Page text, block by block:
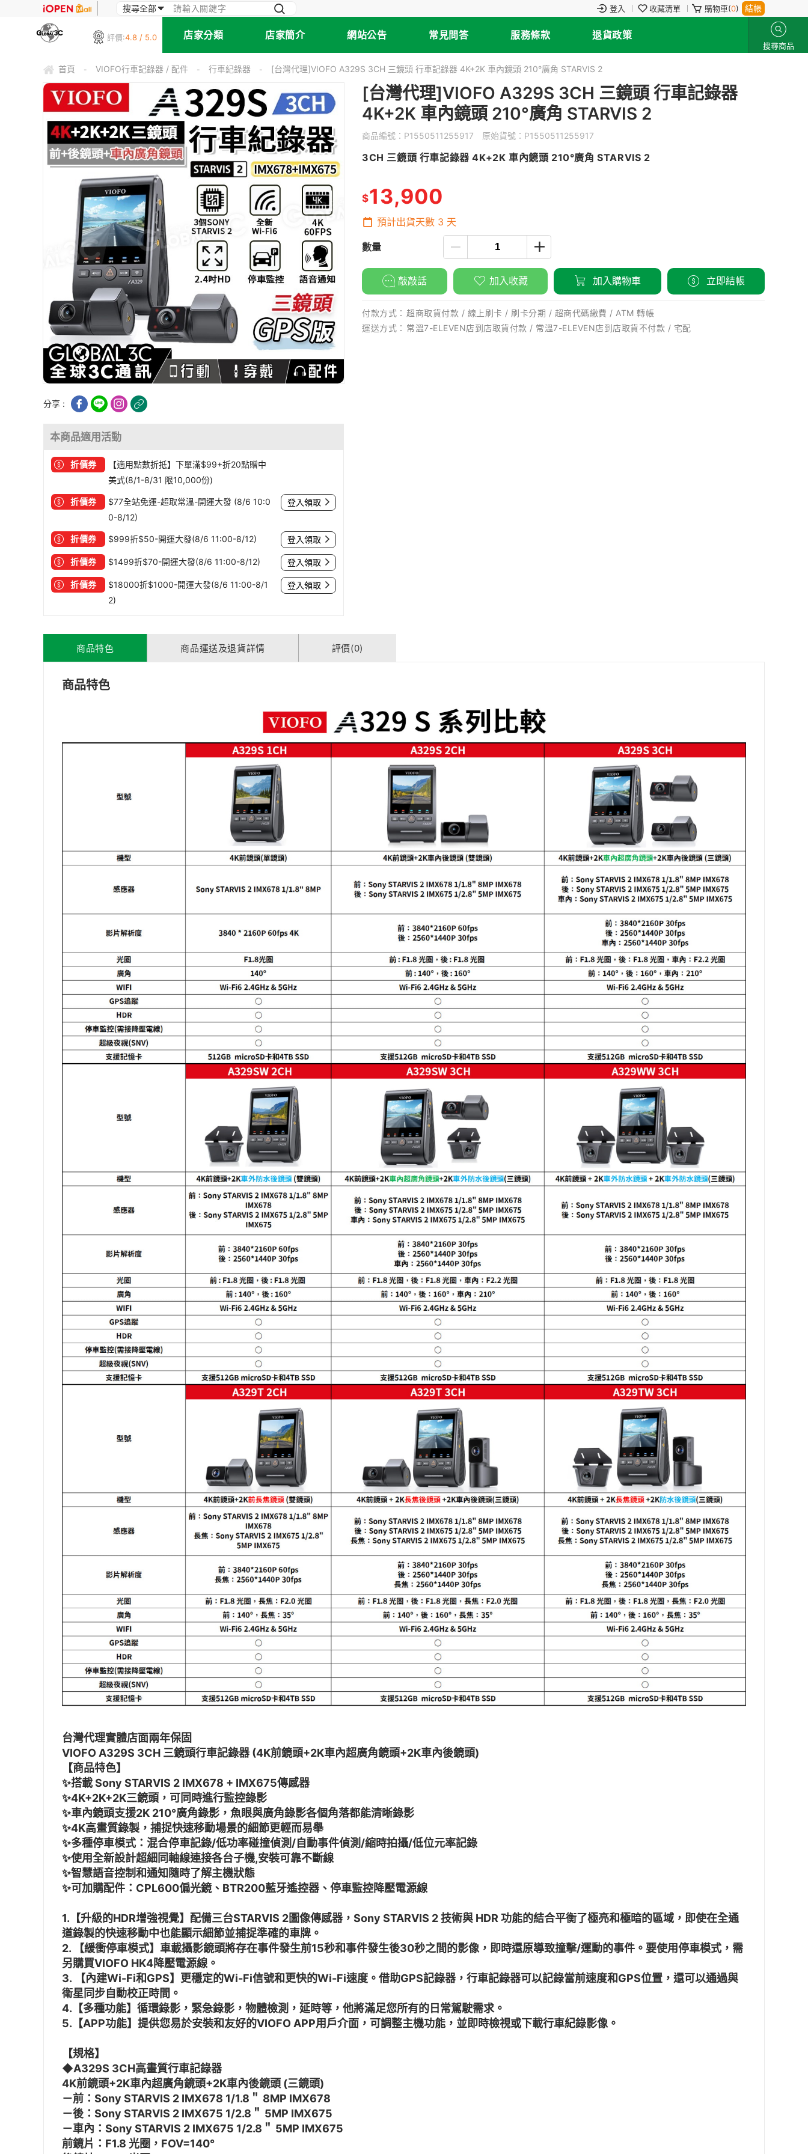
登入 收藏清單 購物車(0) 結帳
評價:4.8 / 5.0 店家分類 店家簡介 網站公告 常見問答 服務條款 退貨政策
搜尋商品
首頁 - VIOFO行車記錄器 / 配件 - 行車紀錄器 - [台灣代理]VIOFO A329S 3CH 三鏡頭 行車記錄器 4K+2K 車內鏡頭 210°廣角 STARVIS 2
分享 :
本商品適用活動
折價券
【適用點數折抵】下單滿$99+折20點贈中
美式(8/1-8/31 限10,000份)
折價券
$77全站免運-超取常溫-開運大發 (8/6 10:0
0-8/12)
登入領取
折價券 $999折$50-開運大發(8/6 11:00-8/12) 登入領取
折價券 $1499折$70-開運大發(8/6 11:00-8/12) 登入領取
折價券
$18000折$1000-開運大發(8/6 11:00-8/1
2)
登入領取
[台灣代理]VIOFO A329S 3CH 三鏡頭 行車記錄器
4K+2K 車內鏡頭 210°廣角 STARVIS 2
商品編號： P1550511255917 原始貨號： P1550511255917
3CH 三鏡頭 行車記錄器 4K+2K 車內鏡頭 210°廣角 STARVIS 2
$13,900
預計出貨天數 3 天
數量
敲敲話 加入收藏 加入購物車 立即結帳
付款方式： 超商取貨付款 / 線上刷卡 / 刷卡分期 / 超商代碼繳費 / ATM 轉帳
運送方式： 常溫7-ELEVEN店到店取貨付款 / 常溫7-ELEVEN店到店取貨不付款 / 宅配
商品特色 商品運送及退貨詳情 評價(0)
商品特色
台灣代理實體店面兩年保固
VIOFO A329S 3CH 三鏡頭行車記錄器 (4K前鏡頭+2K車內超廣角鏡頭+2K車內後鏡頭)
【商品特色】
✨搭載 Sony STARVIS 2 IMX678 + IMX675傳感器
✨4K+2K+2K三鏡頭，可同時進行監控錄影
✨車內鏡頭支援2K 210°廣角錄影，魚眼與廣角錄影各個角落都能清晰錄影
✨4K高畫質錄製，捕捉快速移動場景的細節更輕而易舉
✨多種停車模式：混合停車記錄/低功率碰撞偵測/自動事件偵測/縮時拍攝/低位元率記錄
✨使用全新設計超細同軸線連接各台子機,安裝可靠不斷線
✨智慧語音控制和通知隨時了解主機狀態
✨可加購配件：CPL600偏光鏡、BTR200藍牙遙控器、停車監控降壓電源線
1.【升級的HDR增強視覺】配備三台STARVIS 2圖像傳感器，Sony STARVIS 2 技術與 HDR 功能的結合平衡了極亮和極暗的區域，即使在全通
道錄製的快速移動中也能顯示細節並捕捉準確的車牌。
2. 【緩衝停車模式】車載攝影鏡頭將存在事件發生前15秒和事件發生後30秒之間的影像，即時還原導致撞擊/運動的事件。要使用停車模式，需
另購買VIOFO HK4降壓電源線。
3. 【內建Wi-Fi和GPS】更穩定的Wi-Fi信號和更快的Wi-Fi速度。借助GPS記錄器，行車記錄器可以記錄當前速度和GPS位置，還可以通過與
衛星同步自動校正時間。
4.【多種功能】循環錄影，緊急錄影，物體檢測，延時等，他將滿足您所有的日常駕駛需求。
5.【APP功能】提供您易於安裝和友好的VIOFO APP用戶介面，可調整主機功能，並即時檢視或下載行車紀錄影像。
【規格】
◆A329S 3CH高畫質行車記錄器
4K前鏡頭+2K車內超廣角鏡頭+2K車內後鏡頭 (三鏡頭)
－前：Sony STARVIS 2 IMX678 1/1.8＂ 8MP IMX678
－後：Sony STARVIS 2 IMX675 1/2.8＂ 5MP IMX675
－車內：Sony STARVIS 2 IMX675 1/2.8＂ 5MP IMX675
前鏡片：F1.8 光圈，FOV=140°